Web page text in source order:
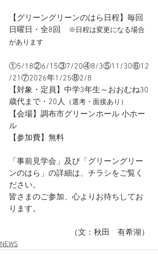
【グリーングリーンのはら日程】毎回
日曜日・全8回
※日程は変更になる場合
があります
①5/18②6/15③7/20④8/3⑤11/30⑥12
/21⑦2026年1/25⑧2/8
【対象・定員】中学3年生～おおむね30
歳代まで・20人 （選考・面接あり）
【会場】調布市グリーンホール 小ホー
ル
【参加費】無料
「事前見学会」及び「グリーングリー
ンのはら」の詳細は、チラシをご覧く
ださい。
皆さまのご参加、心よりお待ちしてお
ります。
（文：秋田　有希湖）
NEWS